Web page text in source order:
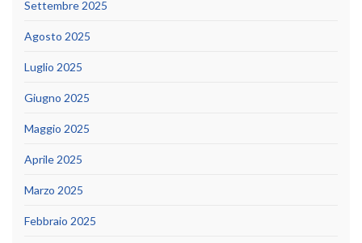
Settembre 2025
Agosto 2025
Luglio 2025
Giugno 2025
Maggio 2025
Aprile 2025
Marzo 2025
Febbraio 2025